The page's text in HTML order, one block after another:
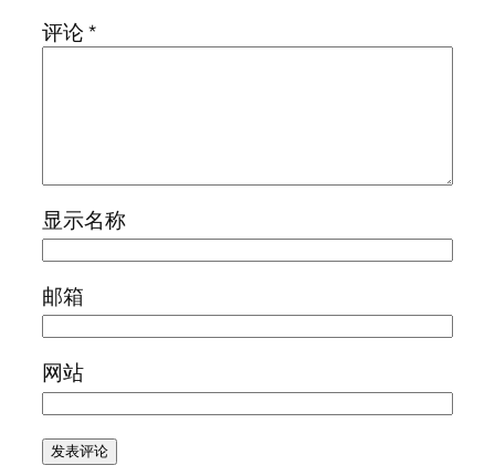
评论*
显示名称
邮箱
网站